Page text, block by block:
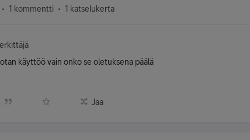
1 kommentti 1 katselukerta
käyttöö vain onko se oletuksena päälä
Jaa